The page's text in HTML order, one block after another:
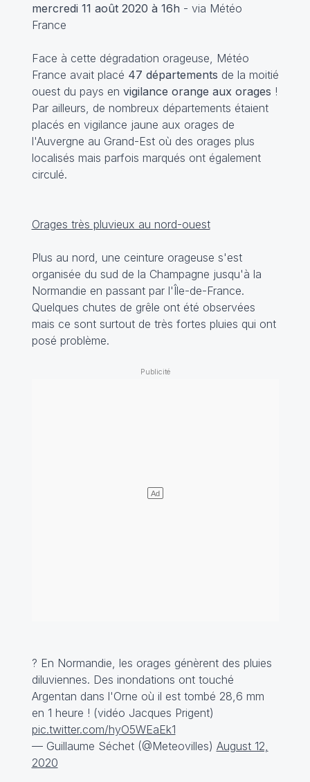
mercredi 11 août 2020 à 16h - via Météo
France
Face à cette dégradation orageuse, Météo
France avait placé 47 départements de la moitié
ouest du pays en vigilance orange aux orages !
Par ailleurs, de nombreux départements étaient
placés en vigilance jaune aux orages de
l'Auvergne au Grand-Est où des orages plus
localisés mais parfois marqués ont également
circulé.
Orages très pluvieux au nord-ouest
Plus au nord, une ceinture orageuse s'est
organisée du sud de la Champagne jusqu'à la
Normandie en passant par l'Île-de-France.
Quelques chutes de grêle ont été observées
mais ce sont surtout de très fortes pluies qui ont
posé problème.
? En Normandie, les orages génèrent des pluies
diluviennes. Des inondations ont touché
Argentan dans l'Orne où il est tombé 28,6 mm
en 1 heure ! (vidéo Jacques Prigent)
pic.twitter.com/hyO5WEaEk1
— Guillaume Séchet (@Meteovilles) August 12,
2020